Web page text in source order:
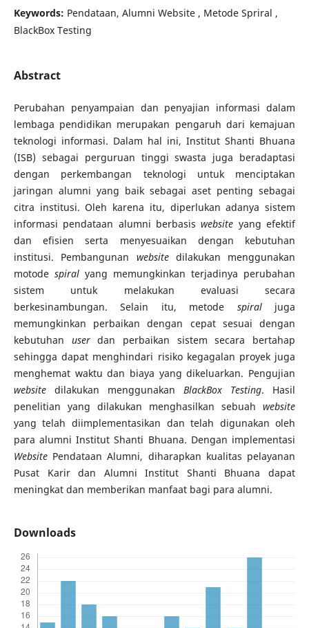
Keywords: Pendataan, Alumni Website , Metode Spriral ,
BlackBox Testing
Abstract
Perubahan penyampaian dan penyajian informasi dalam
lembaga pendidikan merupakan pengaruh dari kemajuan
teknologi informasi. Dalam hal ini, Institut Shanti Bhuana
(ISB) sebagai perguruan tinggi swasta juga beradaptasi
dengan perkembangan teknologi untuk menciptakan
jaringan alumni yang baik sebagai aset penting sebagai
citra institusi. Oleh karena itu, diperlukan adanya sistem
informasi pendataan alumni berbasiswebsite yang efektif
dan efisien serta menyesuaikan dengan kebutuhan
institusi. Pembangunan websitedilakukan menggunakan
motode spiralyang memungkinkan terjadinya perubahan
sistem untuk melakukan evaluasi secara
berkesinambungan. Selain itu, metode spiraljuga
memungkinkan perbaikan dengan cepat sesuai dengan
kebutuhan userdan perbaikan sistem secara bertahap
sehingga dapat menghindari risiko kegagalan proyek juga
menghemat waktu dan biaya yang dikeluarkan. Pengujian
websitedilakukan menggunakanBlackBox Testing. Hasil
penelitian yang dilakukan menghasilkan sebuahwebsite
yang telah diimplementasikan dan telah digunakan oleh
para alumni Institut Shanti Bhuana. Dengan implementasi
WebsitePendataan Alumni, diharapkan kualitas pelayanan
Pusat Karir dan Alumni Institut Shanti Bhuana dapat
meningkat dan memberikan manfaat bagi para alumni.
Downloads